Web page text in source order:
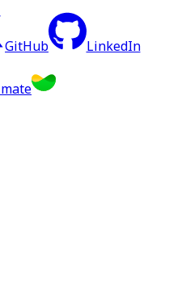
GitHub LinkedIn